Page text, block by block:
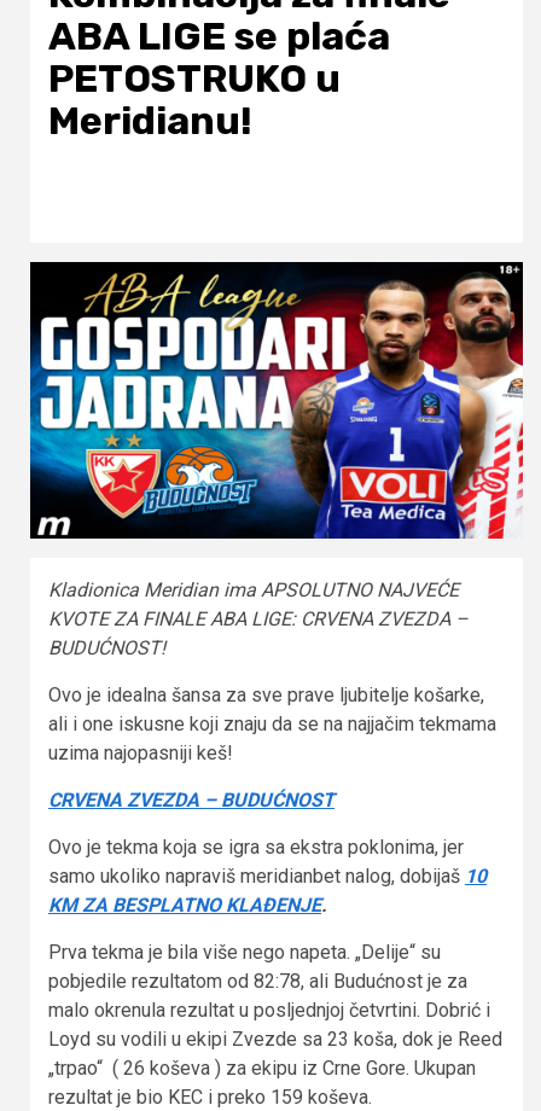
ABA LIGE se plaća
PETOSTRUKO u
Meridianu!
Kladionica Meridian ima APSOLUTNO NAJVEĆE
KVOTE ZA FINALE ABA LIGE: CRVENA ZVEZDA –
BUDUĆNOST!
Ovo je idealna šansa za sve prave ljubitelje košarke,
ali i one iskusne koji znaju da se na najjačim tekmama
uzima najopasniji keš!
CRVENA ZVEZDA – BUDUĆNOST
Ovo je tekma koja se igra sa ekstra poklonima, jer
samo ukoliko napraviš meridianbet nalog, dobijaš 10
KM ZA BESPLATNO KLAĐENJE.
Prva tekma je bila više nego napeta. „Delije“ su
pobjedile rezultatom od 82:78, ali Budućnost je za
malo okrenula rezultat u posljednjoj četvrtini. Dobrić i
Loyd su vodili u ekipi Zvezde sa 23 koša, dok je Reed
„trpao“ ( 26 koševa ) za ekipu iz Crne Gore. Ukupan
rezultat je bio KEC i preko 159 koševa.